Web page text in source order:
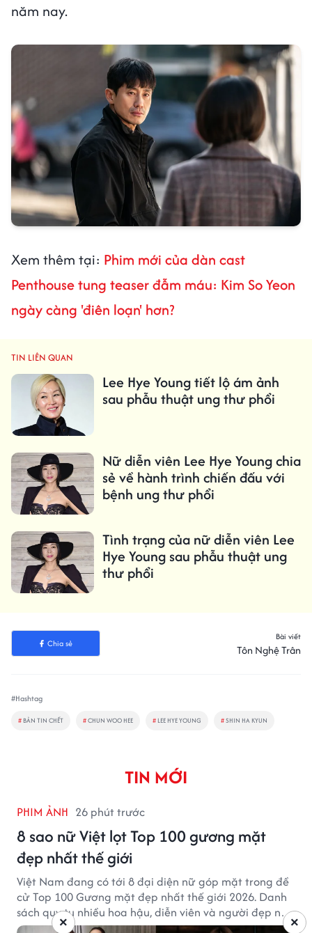
năm nay.
Xem thêm tại: Phim mới của dàn cast
Penthouse tung teaser đẫm máu: Kim So Yeon
ngày càng 'điên loạn' hơn?
TIN LIÊN QUAN
Lee Hye Young tiết lộ ám ảnh
sau phẫu thuật ung thư phổi
Nữ diễn viên Lee Hye Young chia
sẻ về hành trình chiến đấu với
bệnh ung thư phổi
Tình trạng của nữ diễn viên Lee
Hye Young sau phẫu thuật ung
thư phổi
Chia sẻ
Bài viết
Tôn Nghệ Trân
#Hashtag
# BẢN TIN CHẾT #CHUN WOO HEE # LEE HYE YOUNG #SHIN HA KYUN
TIN MỚI
PHIM ẢNH 26 phút trước
8 sao nữ Việt lọt Top 100 gương mặt
đẹp nhất thế giới
Việt Nam đang có tới 8 đại diện nữ góp mặt trong đề
cử Top 100 Gương mặt đẹp nhất thế giới 2026. Danh
sách quy tụ nhiều hoa hậu, diễn viên và người đẹp nổi
tiếng của showbiz Việt.
×
×